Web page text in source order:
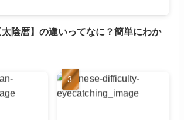
太陰暦】の違いってなに？簡単にわか